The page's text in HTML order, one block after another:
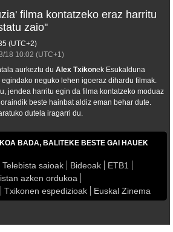
filma kontatzeko eraz harritu
zaio''
(UTC+2)
18 10:02 (UTC+1)
aurkeztu du Alex Txikonek Esukalduna
neguko lehen igoeraz dihardu filmak.
jendea harritu egin da filma kontatzeko moduaz
beste hainbat aldiz eman behar dute.
dutela iragarri du.
BADA, BALITEKE BESTE GAI HAUEK
Telebista saioak Bideoak
ETB1
azken ordukoa
Txikonen espedizioak Euskal Zinema